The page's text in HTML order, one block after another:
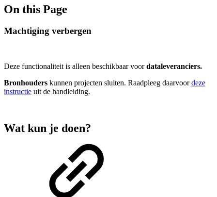
On this Page
Machtiging verbergen
Deze functionaliteit is alleen beschikbaar voordataleveranciers.
Bronhouders kunnen projecten sluiten. Raadpleeg daarvoordeze
instructie uit de handleiding.
Wat kun je doen?